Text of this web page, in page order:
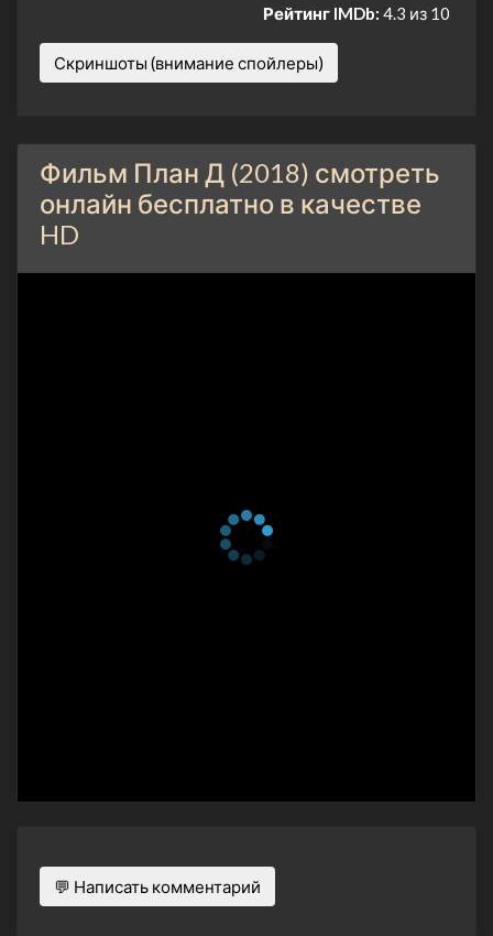
Рейтинг IMDb: 4.3 из 10
Скриншоты (внимание спойлеры)
Фильм План Д (2018) смотреть
онлайн бесплатно в качестве
HD
💬 Написать комментарий